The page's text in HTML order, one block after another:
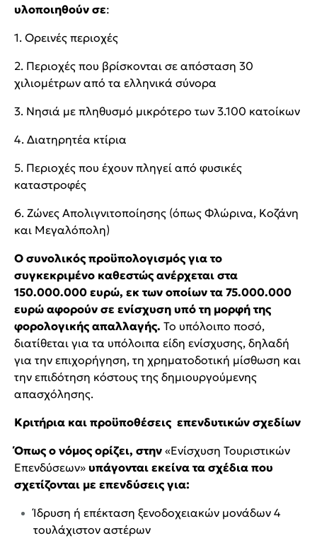
υλοποιηθούν σε:
1. Ορεινές περιοχές
2. Περιοχές που βρίσκονται σε απόσταση 30
χιλιομέτρων από τα ελληνικά σύνορα
3. Νησιά με πληθυσμό μικρότερο των 3.100 κατοίκων
4. Διατηρητέα κτίρια
5. Περιοχές που έχουν πληγεί από φυσικές
καταστροφές
6. Ζώνες Απολιγνιτοποίησης (όπως Φλώρινα, Κοζάνη
και Μεγαλόπολη)
Ο συνολικός προϋπολογισμός για το
συγκεκριμένο καθεστώς ανέρχεται στα
150.000.000 ευρώ, εκ των οποίων τα 75.000.000
ευρώ αφορούν σε ενίσχυση υπό τη μορφή της
φορολογικής απαλλαγής. Το υπόλοιπο ποσό,
διατίθεται για τα υπόλοιπα είδη ενίσχυσης, δηλαδή
για την επιχορήγηση, τη χρηματοδοτική μίσθωση και
την επιδότηση κόστους της δημιουργούμενης
απασχόλησης.
Κριτήρια και προϋποθέσεις επενδυτικών σχεδίων
Όπως ο νόμος ορίζει, στην «Ενίσχυση Τουριστικών
Επενδύσεων» υπάγονται εκείνα τα σχέδια που
σχετίζονται με επενδύσεις για:
Ίδρυση ή επέκταση ξενοδοχειακών μονάδων 4
τουλάχιστον αστέρων